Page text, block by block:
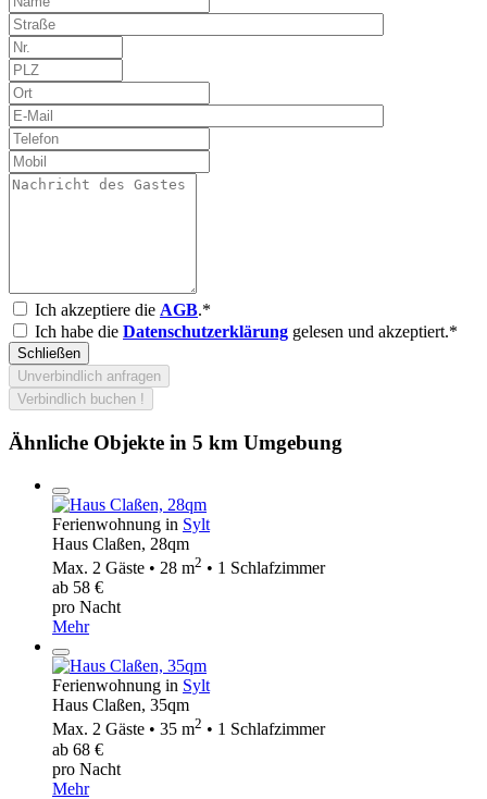
Ich akzeptiere die AGB.*
Ich habe die Datenschutzerklärung gelesen und akzeptiert.*
Schließen
Unverbindlich anfragen
Verbindlich buchen !
Ähnliche Objekte in 5 km Umgebung
Ferienwohnung in Sylt
Haus Claßen, 28qm
Max. 2 Gäste • 28 m2 • 1 Schlafzimmer
ab 58 €
pro Nacht
Mehr
Ferienwohnung in Sylt
Haus Claßen, 35qm
Max. 2 Gäste • 35 m2 • 1 Schlafzimmer
ab 68 €
pro Nacht
Mehr